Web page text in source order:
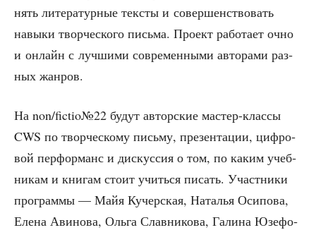
нять лите­ра­тур­ные тек­сты и совер­шен­ство­вать
навы­ки твор­че­ско­го пись­ма. Про­ект рабо­та­ет очно
и онлайн с луч­ши­ми совре­мен­ны­ми авто­ра­ми раз­
ных жанров.
На non/fictio№22 будут автор­ские мастер-клас­сы
CWS по твор­че­ско­му пись­му, пре­зен­та­ции, циф­ро­
вой пер­фор­манс и дис­кус­сия о том, по каким учеб­
ни­кам и кни­гам сто­ит учить­ся писать. Участ­ни­ки
про­грам­мы — Майя Кучер­ская, Ната­лья Оси­по­ва,
Еле­на Ави­но­ва, Оль­га Слав­ни­ко­ва, Гали­на Юзе­фо­